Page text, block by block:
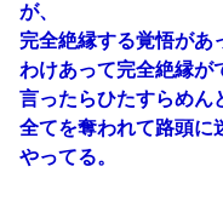
が、
完全絶縁する覚悟があ
わけあって完全絶縁が
言ったらひたすらめん
全てを奪われて路頭に
やってる。